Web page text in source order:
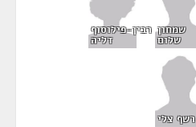
שמחון
שלום
רבין-פילוסוף
דליה
רשף צלי